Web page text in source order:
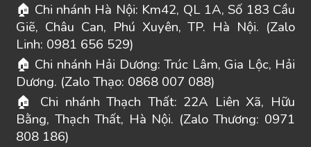
🏠 Chi nhánh Hà Nội: Km42, QL 1A, Số 183 Cầu
Giẽ, Châu Can, Phú Xuyên, TP. Hà Nội. (Zalo
Linh: 0981 656 529)
🏠 Chi nhánh Hải Dương: Trúc Lâm, Gia Lộc, Hải
Dương. (Zalo Thạo: 0868 007 088)
🏠 Chi nhánh Thạch Thất: 22A Liên Xã, Hữu
Bằng, Thạch Thất, Hà Nội. (Zalo Thương: 0971
808 186)